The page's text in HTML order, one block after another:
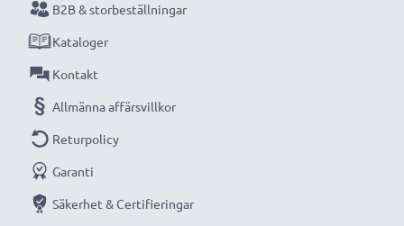
B2B & storbeställningar
Kataloger
Kontakt
Allmänna affärsvillkor
Returpolicy
Garanti
Säkerhet & Certifieringar